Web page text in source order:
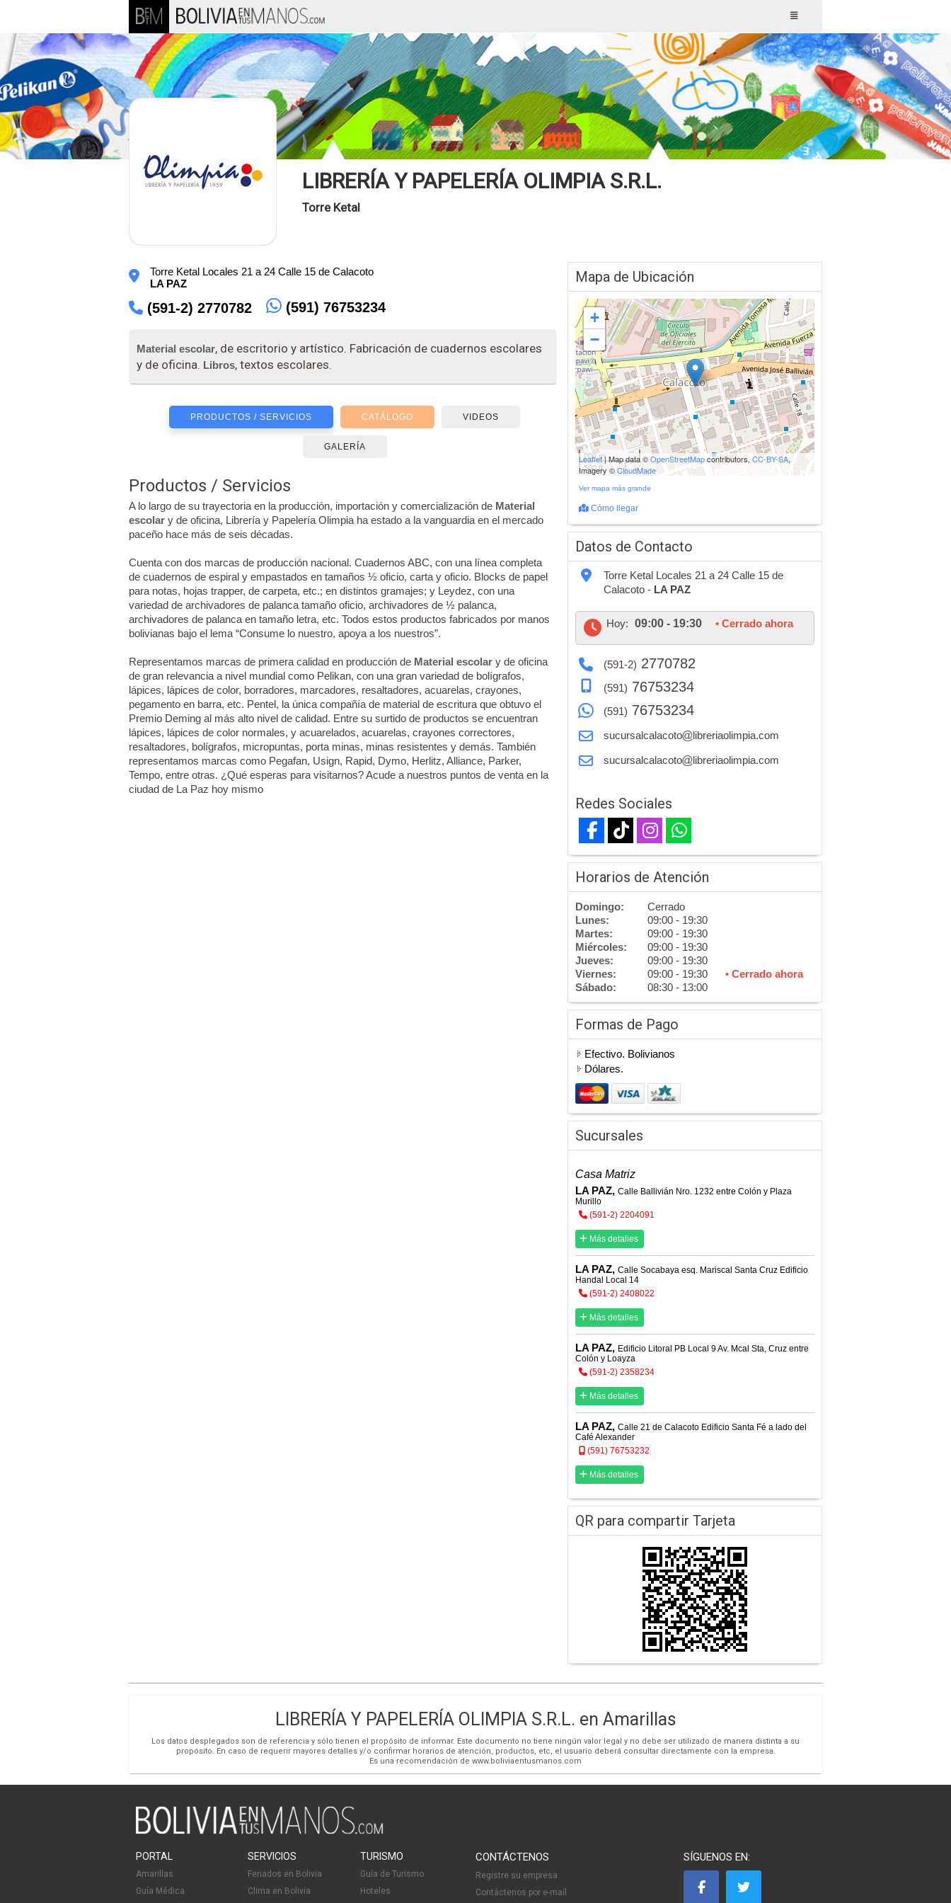
LIBRERÍA Y PAPELERÍA OLIMPIA S.R.L.
Torre Ketal
Torre Ketal Locales 21 a 24 Calle 15 de Calacoto
LA PAZ
(591-2) 2770782 (591) 76753234
Material escolar, de escritorio y artístico. Fabricación de cuadernos escolares
y de oficina. Libros, textos escolares.
PRODUCTOS / SERVICIOS CATÁLOGO VIDEOS
GALERÍA
Productos / Servicios
A lo largo de su trayectoria en la producción, importación y comercialización de Material
escolar y de oficina, Librería y Papelería Olimpia ha estado a la vanguardia en el mercado
paceño hace más de seis décadas.
Cuenta con dos marcas de producción nacional. Cuadernos ABC, con una línea completa
de cuadernos de espiral y empastados en tamaños ½ oficio, carta y oficio. Blocks de papel
para notas, hojas trapper, de carpeta, etc.; en distintos gramajes; y Leydez, con una
variedad de archivadores de palanca tamaño oficio, archivadores de ½ palanca,
archivadores de palanca en tamaño letra, etc. Todos estos productos fabricados por manos
bolivianas bajo el lema “Consume lo nuestro, apoya a los nuestros”.
Representamos marcas de primera calidad en producción de Material escolar y de oficina
de gran relevancia a nivel mundial como Pelikan, con una gran variedad de bolígrafos,
lápices, lápices de color, borradores, marcadores, resaltadores, acuarelas, crayones,
pegamento en barra, etc. Pentel, la única compañía de material de escritura que obtuvo el
Premio Deming al más alto nivel de calidad. Entre su surtido de productos se encuentran
lápices, lápices de color normales, y acuarelados, acuarelas, crayones correctores,
resaltadores, bolígrafos, micropuntas, porta minas, minas resistentes y demás. También
representamos marcas como Pegafan, Usign, Rapid, Dymo, Herlitz, Alliance, Parker,
Tempo, entre otras. ¿Qué esperas para visitarnos? Acude a nuestros puntos de venta en la
ciudad de La Paz hoy mismo
Mapa de Ubicación
+
−
200 m
500 ft
Leaflet| Map data ©OpenStreetMapcontributors, CC-BY-SA,
Imagery ©CloudMade
Ver mapa más grande
Cómo llegar
Datos de Contacto
Torre Ketal Locales 21 a 24 Calle 15 de
Calacoto - LA PAZ
Hoy: 09:00 - 19:30 • Cerrado ahora
(591-2) 2770782
(591) 76753234
(591) 76753234
sucursalcalacoto libreriaolimpia.com
sucursalcalacoto libreriaolimpia.com
Redes Sociales
Horarios de Atención
Domingo:
Cerrado
Lunes:
09:00 - 19:30
Martes:
09:00 - 19:30
Miércoles:
09:00 - 19:30
Jueves:
09:00 - 19:30
Viernes:
09:00 - 19:30
• Cerrado ahora
Sábado:
08:30 - 13:00
Formas de Pago
Efectivo. Bolivianos
Dólares.
Sucursales
Casa Matriz
LA PAZ, Calle Ballivián Nro. 1232 entre Colón y Plaza
Murillo
(591-2) 2204091
Más detalles
LA PAZ, Calle Socabaya esq. Mariscal Santa Cruz Edificio
Handal Local 14
(591-2) 2408022
Más detalles
LA PAZ, Edificio Litoral PB Local 9 Av. Mcal Sta, Cruz entre
Colón y Loayza
(591-2) 2358234
Más detalles
LA PAZ, Calle 21 de Calacoto Edificio Santa Fé a lado del
Café Alexander
(591) 76753232
Más detalles
QR para compartir Tarjeta
LIBRERÍA Y PAPELERÍA OLIMPIA S.R.L. en Amarillas
Los datos desplegados son de referencia y sólo tienen el propósito de informar. Este documento no tiene ningún valor legal y no debe ser utilizado de manera distinta a su
propósito. En caso de requerir mayores detalles y/o confirmar horarios de atención, productos, etc, el usuario deberá consultar directamente con la empresa.
Es una recomendación de www.boliviaentusmanos.com
PORTAL
Amarillas
Guía Médica
SERVICIOS
Feriados en Bolivia
Clima en Bolivia
TURISMO
Guía de Turismo
Hoteles
CONTÁCTENOS
Registre su empresa
Contáctenos por e-mail
SÍGUENOS EN: